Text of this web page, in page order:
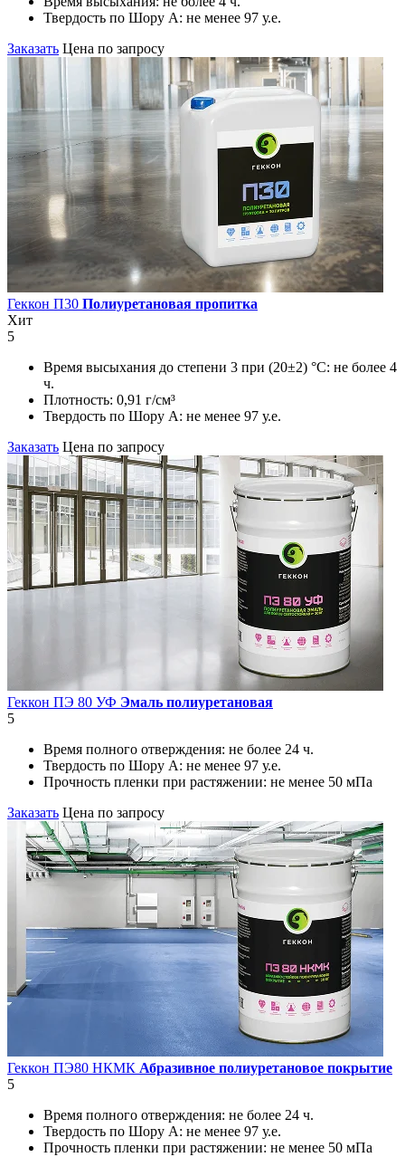
Твердость по Шору А: не менее 97 у.е.
Заказать Цена по запросу
Геккон П30 Полиуретановая пропитка
Хит
5
Время высыхания до степени 3 при (20±2) °С: не более 4
ч.
Плотность: 0,91 г/см³
Твердость по Шору А: не менее 97 у.е.
Заказать Цена по запросу
Геккон ПЭ 80 УФ Эмаль полиуретановая
5
Время полного отверждения: не более 24 ч.
Твердость по Шору А: не менее 97 у.е.
Прочность пленки при растяжении: не менее 50 мПа
Заказать Цена по запросу
Геккон ПЭ80 НКМК Абразивное полиуретановое покрытие
5
Время полного отверждения: не более 24 ч.
Твердость по Шору А: не менее 97 у.е.
Прочность пленки при растяжении: не менее 50 мПа